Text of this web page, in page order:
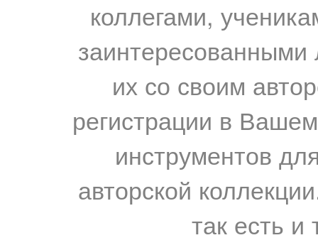
коллегами,
их со своим
регистрации в
инструментов
авторской
так есть и